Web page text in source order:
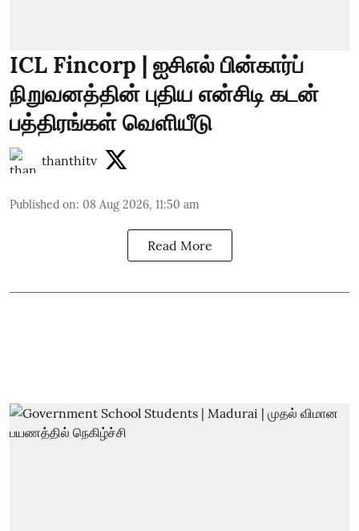
ICL Fincorp | ஐசிஎல் பின்கார்ப்
நிறுவனத்தின் புதிய என்சிடி கடன்
பத்திரங்கள் வெளியீடு
thanthitv
Published on: 08 Aug 2026, 11:50 am
Read More